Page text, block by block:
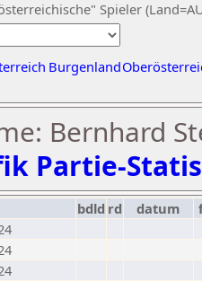
Spieler
Burgenland
Bernhard
Partie-
bdld rd datum